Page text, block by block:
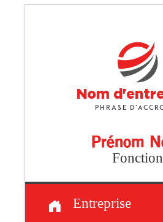
Fonction
Prénom
Entreprise
Nom
Phrase